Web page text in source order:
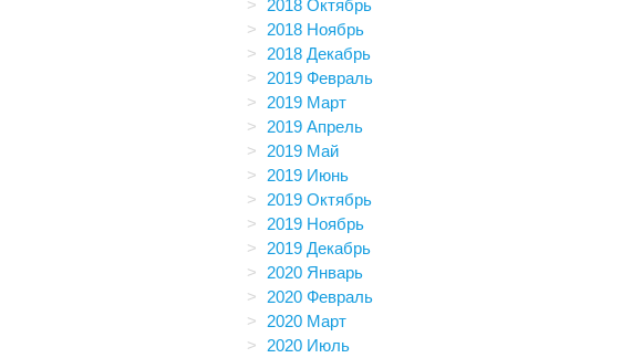
2018 Октябрь
2018 Ноябрь
2018 Декабрь
2019 Февраль
2019 Март
2019 Апрель
2019 Май
2019 Июнь
2019 Октябрь
2019 Ноябрь
2019 Декабрь
2020 Январь
2020 Февраль
2020 Март
2020 Июль